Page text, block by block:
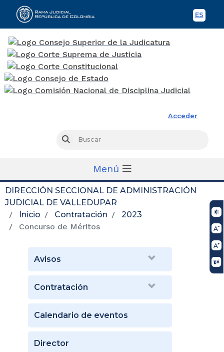
ES
Acceder
Buscar
Menú
DIRECCIÓN SECCIONAL DE ADMINISTRACIÓN
JUDICIAL DE VALLEDUPAR
Inicio
Contratación
2023
Concurso de Méritos
Avisos
Contratación
Calendario de eventos
Director